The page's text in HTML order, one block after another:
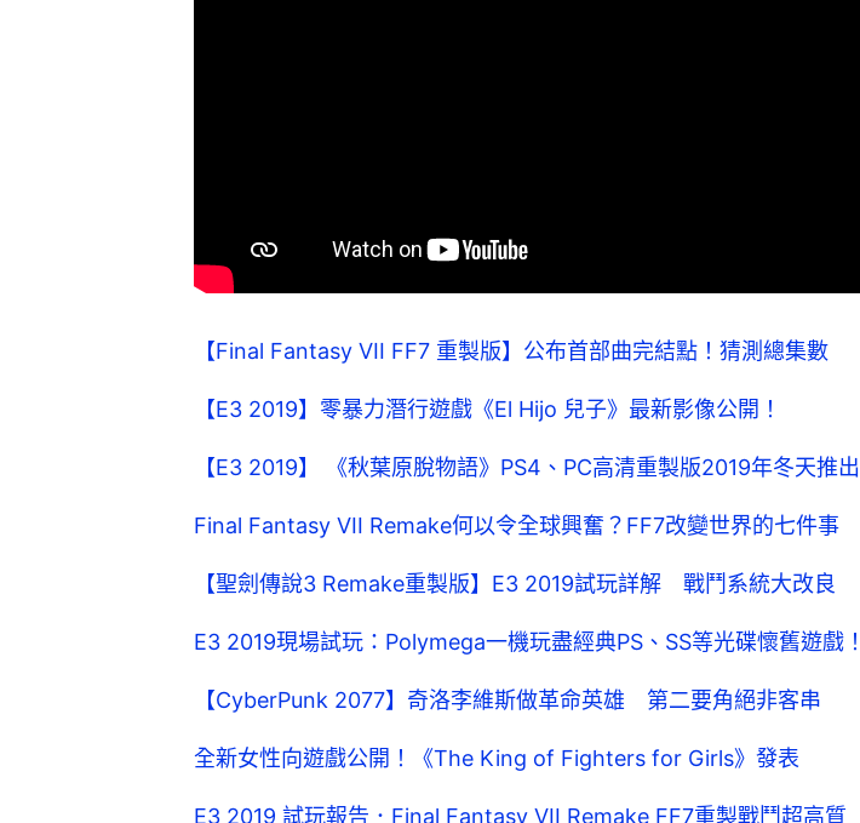
【Final Fantasy VII FF7 重製版】公布首部曲完結點！猜測總集數
【E3 2019】零暴力潛行遊戲《El Hijo 兒子》最新影像公開！
【E3 2019】 《秋葉原脫物語》PS4、PC高清重製版2019年冬天推出
Final Fantasy VII Remake何以令全球興奮？FF7改變世界的七件事
【聖劍傳說3 Remake重製版】E3 2019試玩詳解 戰鬥系統大改良
E3 2019現場試玩：Polymega一機玩盡經典PS、SS等光碟懷舊遊戲！
【CyberPunk 2077】奇洛李維斯做革命英雄 第二要角絕非客串
全新女性向遊戲公開！《The King of Fighters for Girls》發表
E3 2019 試玩報告．Final Fantasy VII Remake FF7重製戰鬥超高質